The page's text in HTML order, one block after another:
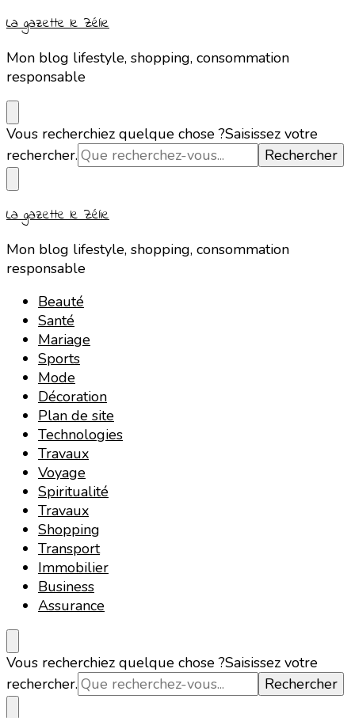
La gazette le Zélie
Mon blog lifestyle, shopping, consommation
responsable
Vous recherchiez quelque chose ?Saisissez votre
rechercher.
La gazette le Zélie
Mon blog lifestyle, shopping, consommation
responsable
Beauté
Santé
Mariage
Sports
Mode
Décoration
Plan de site
Technologies
Travaux
Voyage
Spiritualité
Travaux
Shopping
Transport
Immobilier
Business
Assurance
Vous recherchiez quelque chose ?Saisissez votre
rechercher.